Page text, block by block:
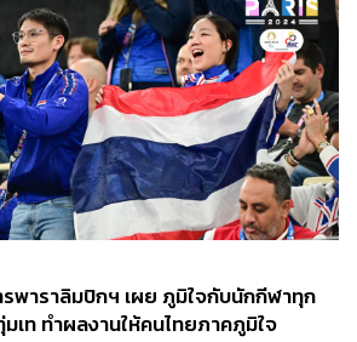
พาราลิมปิกฯ เผย ภูมิใจกับนักกีฬาทุก
เท ทำผลงานให้คนไทยภาคภูมิใจ